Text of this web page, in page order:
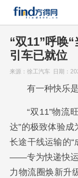
“双11”呼唤
引车已就位
来源：徐工汽车 日期：
有一种快乐
“双11”物流
达”的极致体验
长途干线运输的“
——专为快递快运
力物流圈焕新升